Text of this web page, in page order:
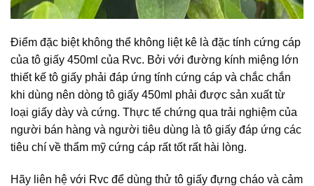
Điểm đặc biệt không thể không liệt kê là đặc tính cứng cáp
của tô giấy 450ml của Rvc. Bởi với đường kính miệng lớn
thiết kế tô giấy phải đáp ứng tính cứng cáp và chắc chắn
khi dùng nên dòng tô giấy 450ml phải được sản xuất từ
loại giấy dày và cứng. Thực tế chứng qua trải nghiệm của
người bán hàng và người tiêu dùng là tô giấy đáp ứng các
tiêu chí về thẩm mỹ cứng cáp rất tốt rất hài lòng.
Hãy liên hệ với Rvc để dùng thử tô giấy đựng cháo và cảm